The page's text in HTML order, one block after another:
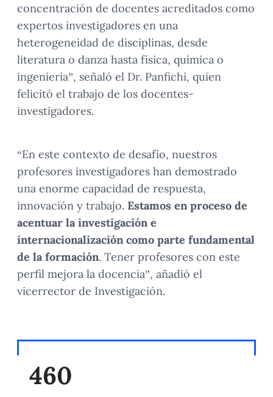
concentración de docentes acreditados como
expertos investigadores en una
heterogeneidad de disciplinas, desde
literatura o danza hasta física, química o
ingeniería”, señaló el Dr. Panfichi, quien
felicitó el trabajo de los docentes-
investigadores.
“En este contexto de desafío, nuestros
profesores investigadores han demostrado
una enorme capacidad de respuesta,
innovación y trabajo. Estamos en proceso de
acentuar la investigación e
internacionalización como parte fundamental
de la formación. Tener profesores con este
perfil mejora la docencia”, añadió el
vicerrector de Investigación.
460